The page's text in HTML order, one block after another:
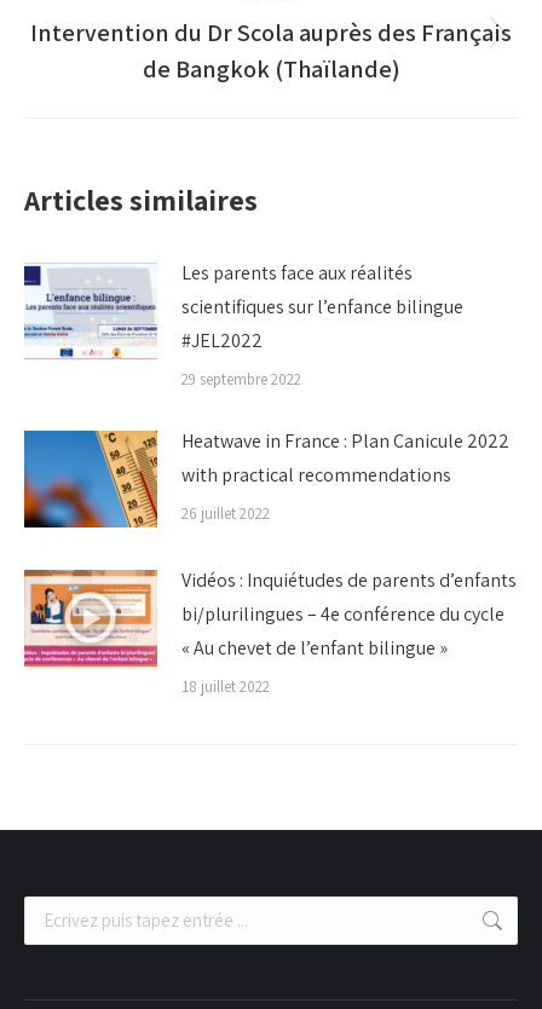
Article
suivant
Intervention du Dr Scola auprès des Français
de Bangkok (Thaïlande)
Articles similaires
Les parents face aux réalités
scientifiques sur l’enfance bilingue
#JEL2022
29 septembre 2022
Heatwave in France : Plan Canicule 2022
with practical recommendations
26 juillet 2022
Vidéos : Inquiétudes de parents d’enfants
bi/plurilingues – 4e conférence du cycle
« Au chevet de l’enfant bilingue »
18 juillet 2022
Recherche
: